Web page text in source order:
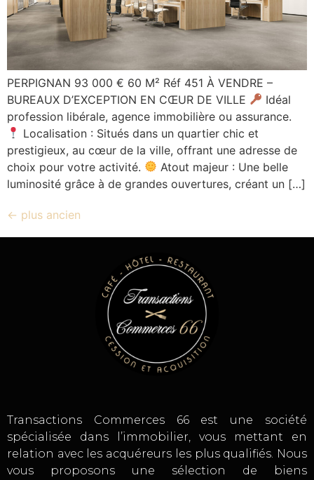
PERPIGNAN 93 000 € 60 M² Réf 451 À VENDRE –
BUREAUX D’EXCEPTION EN CŒUR DE VILLE
Idéal
profession libérale, agence immobilière ou assurance.
Localisation : Situés dans un quartier chic et
prestigieux, au cœur de la ville, offrant une adresse de
choix pour votre activité.
Atout majeur : Une belle
luminosité grâce à de grandes ouvertures, créant un […]
← plus ancien
Transactions Commerces 66 est une société
spécialisée dans l’immobilier, vous mettant en
relation avec les acquéreurs les plus qualifiés. Nous
vous proposons une sélection de biens